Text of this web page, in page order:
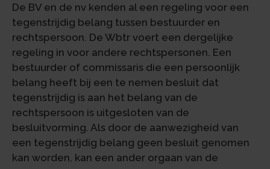
De BV en de nv kenden al een regeling voor een
tegenstrijdig belang tussen bestuurder en
rechtspersoon. De Wbtr voert een dergelijke
regeling in voor andere rechtspersonen. Een
bestuurder of commissaris die een persoonlijk
belang heeft bij een te nemen besluit dat
tegenstrijdig is aan het belang van de
rechtspersoon is uitgesloten van de
besluitvorming. Als door de aanwezigheid van
een tegenstrijdig belang geen besluit genomen
kan worden, kan een ander orgaan van de